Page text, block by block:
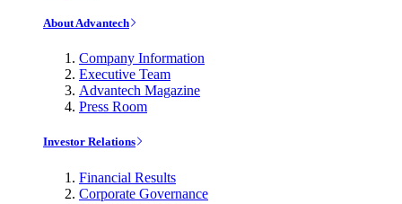
About Advantech
Company Information
Executive Team
Advantech Magazine
Press Room
Investor Relations
Financial Results
Corporate Governance